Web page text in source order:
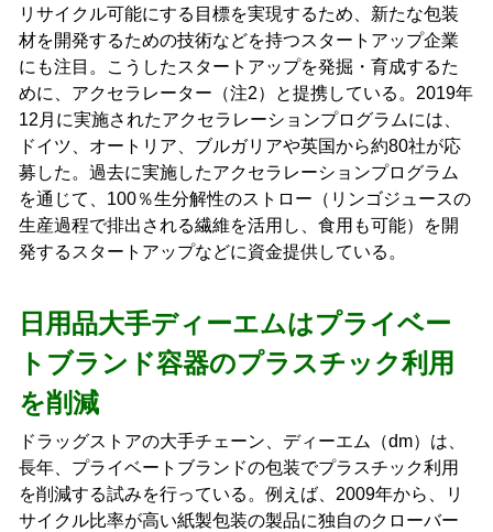
リサイクル可能にする目標を実現するため、新たな包装
材を開発するための技術などを持つスタートアップ企業
にも注目。こうしたスタートアップを発掘・育成するた
めに、アクセラレーター（注2）と提携している。2019年
12月に実施されたアクセラレーションプログラムには、
ドイツ、オートリア、ブルガリアや英国から約80社が応
募した。過去に実施したアクセラレーションプログラム
を通じて、100％生分解性のストロー（リンゴジュースの
生産過程で排出される繊維を活用し、食用も可能）を開
発するスタートアップなどに資金提供している。
日用品大手ディーエムはプライベー
トブランド容器のプラスチック利用
を削減
ドラッグストアの大手チェーン、ディーエム（dm）は、
長年、プライベートブランドの包装でプラスチック利用
を削減する試みを行っている。例えば、2009年から、リ
サイクル比率が高い紙製包装の製品に独自のクローバー